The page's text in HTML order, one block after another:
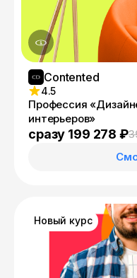
Contented
4.5
Профессия
интерьеров»
сразу 199 278 ₽
Новый курс